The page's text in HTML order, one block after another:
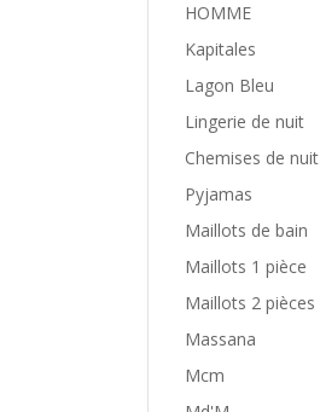
HOMME
Kapitales
Lagon Bleu
Lingerie de nuit
Chemises de nuit
Pyjamas
Maillots de bain
Maillots 1 pièce
Maillots 2 pièces
Massana
Mcm